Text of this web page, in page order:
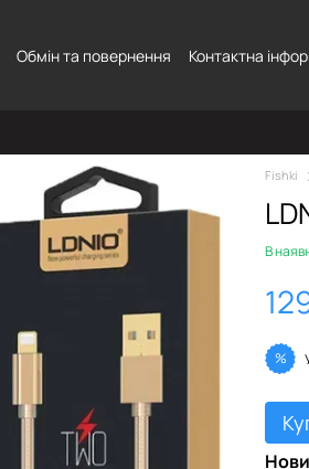
Обмін та повернення Контактна
Fishki
В
%